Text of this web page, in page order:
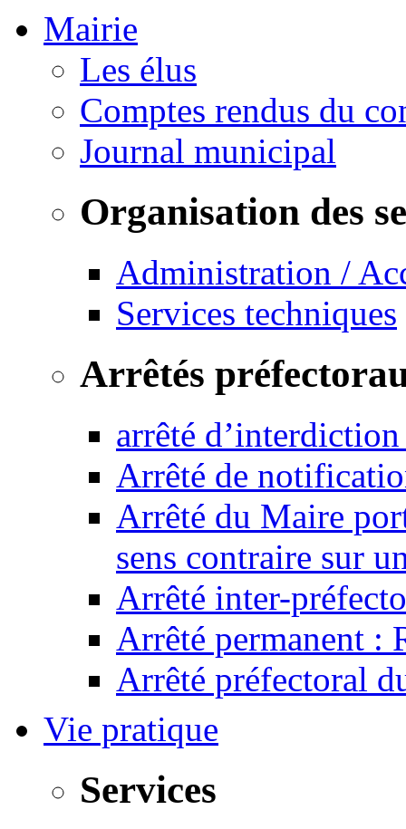
Mairie
Les élus
Comptes rendus du
Journal municipal
Organisation des
Administration /
Services techniques
Arrêtés
arrêté
Arrêté de
Arrêté du Maire
sens contraire sur
Arrêté inter-
Arrêté permanent :
Arrêté préfectoral
Vie pratique
Services